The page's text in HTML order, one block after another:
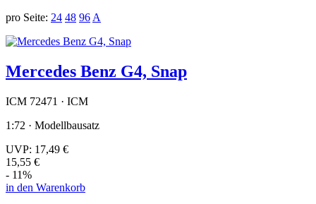
pro Seite: 24 48 96 A
Mercedes Benz G4, Snap
ICM 72471 · ICM
1:72 · Modellbausatz
UVP: 17,49 €
15,55 €
- 11%
in den Warenkorb